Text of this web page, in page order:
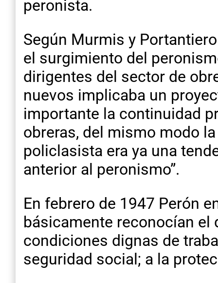
peronista.
Según Murmis y
el surgimiento del
dirigentes del sector de
nuevos implicaba un
importante la continuidad
obreras, del mismo modo
policlasista era ya una
anterior al peronismo”.
En febrero de 1947 Perón
básicamente reconocían el
condiciones dignas de
seguridad social; a la